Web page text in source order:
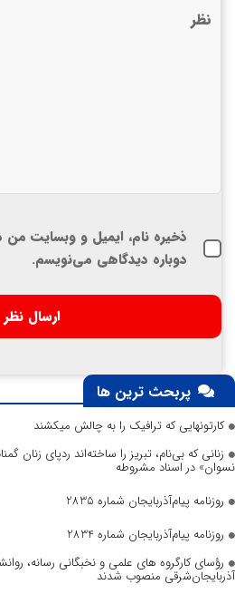
ذخیره نام، ایمیل و وبسایت من
دوباره دیدگاهی می‌نویسم.
پربحث ترین ها
کارتونهایی که ترافیک را به چالش میکشند
زنانی که بی‌نام، تبریز را ساخته‌اند ردپای زنان
نسوان» در اسناد مشروطه
روزنامه پیام‌آذربایجان شماره 2835
روزنامه پیام‌آذربایجان شماره 2834
رؤسای کارگروه های علمی و نخبگانی رسانه،
آذربایجان‌شرقی منصوب شدند